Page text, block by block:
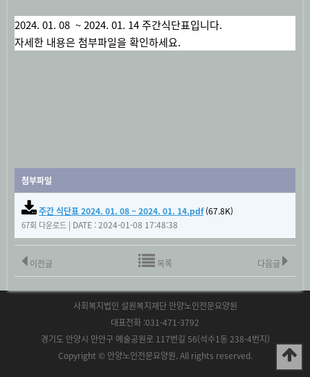
본문
2024. 01. 08 ~ 2024. 01. 14 주간식단표입니다.
자세한 내용은 첨부파일을 확인하세요.
첨부파일
주간 식단표 2024. 01. 08 ~ 2024. 01. 14.pdf(67.8K)
67회 다운로드 | DATE : 2024-01-08 17:48:38
이전글 다음글
목록
사회복지법인 설원복지재단 안양노인전문요양원
대표전화 :031-471-3792
경기도 안양시 만안구 예술공원로 117번길 56(석수1동 238-4번지)
Copyright © 안양노인전문요양원. All rights reserved.